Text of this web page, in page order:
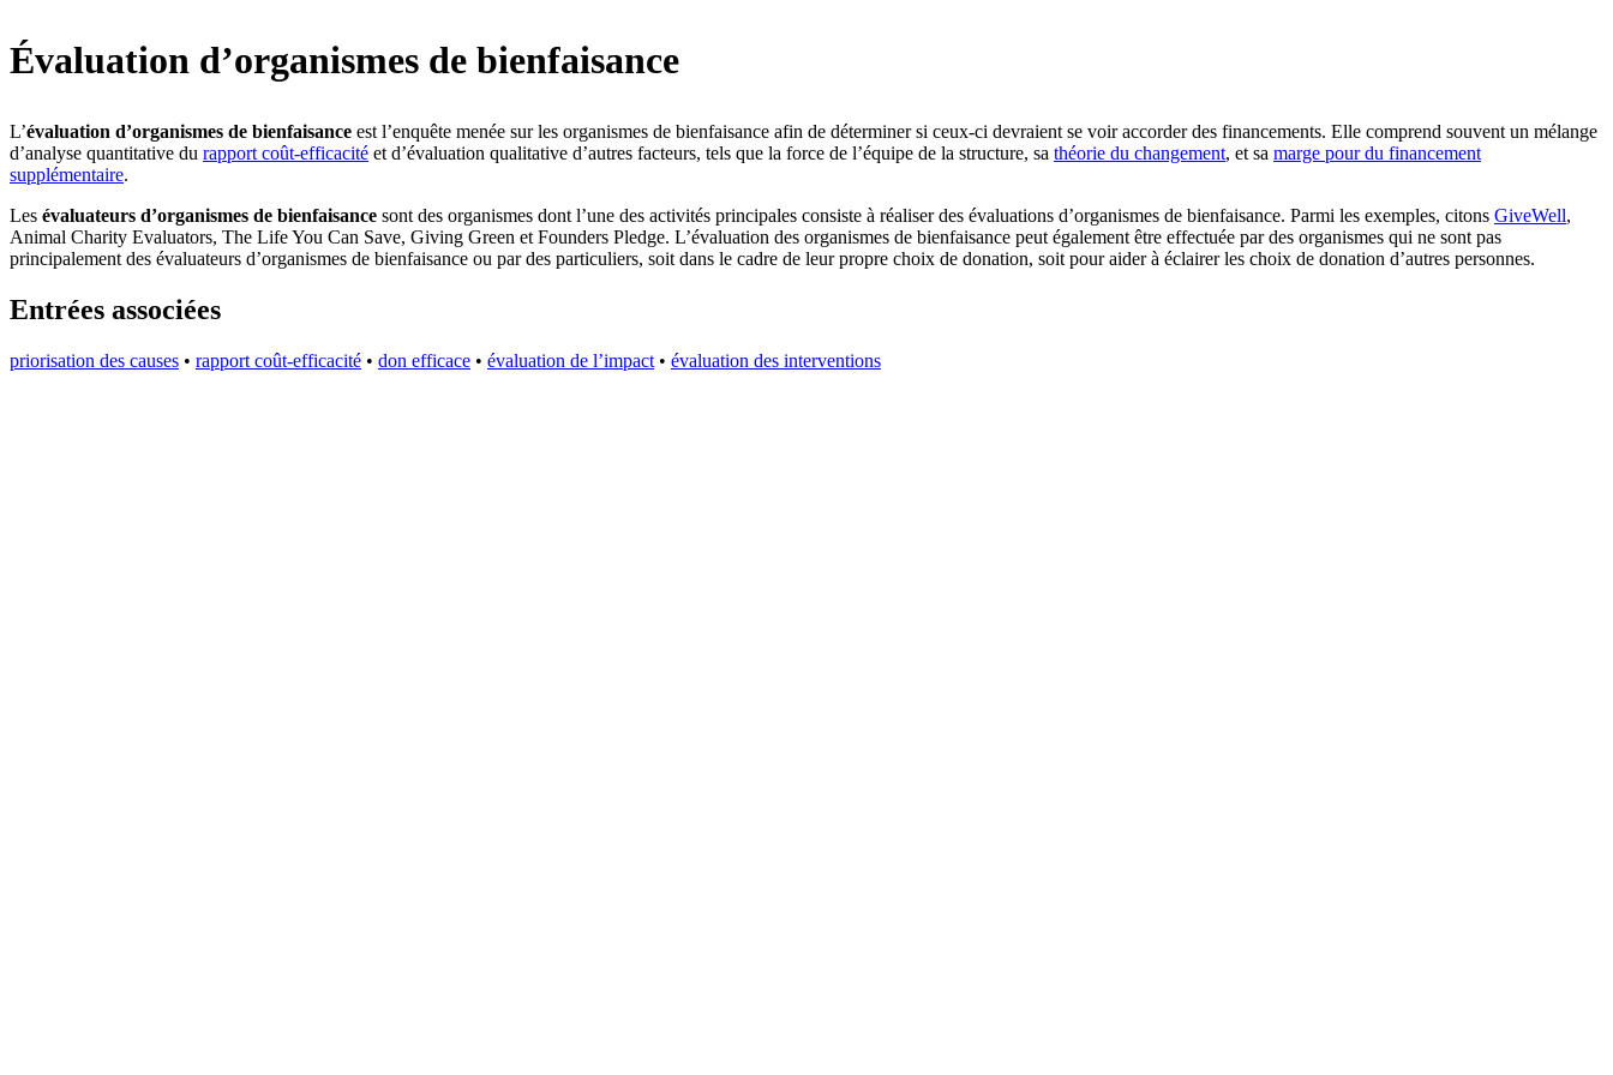
Évaluation d’organismes de bienfaisance
L’évaluation d’organismes de bienfaisance est l’enquête menée sur les organismes de bienfaisance afin de déterminer si ceux-ci devraient se voir accorder des financements. Elle comprend souvent un mélange
d’analyse quantitative du rapport coût-efficacité et d’évaluation qualitative d’autres facteurs, tels que la force de l’équipe de la structure, sa théorie du changement, et sa marge pour du financement
supplémentaire.
Les évaluateurs d’organismes de bienfaisance sont des organismes dont l’une des activités principales consiste à réaliser des évaluations d’organismes de bienfaisance. Parmi les exemples, citons GiveWell,
Animal Charity Evaluators, The Life You Can Save, Giving Green et Founders Pledge. L’évaluation des organismes de bienfaisance peut également être effectuée par des organismes qui ne sont pas
principalement des évaluateurs d’organismes de bienfaisance ou par des particuliers, soit dans le cadre de leur propre choix de donation, soit pour aider à éclairer les choix de donation d’autres personnes.
Entrées associées
priorisation des causes • rapport coût-efficacité • don efficace • évaluation de l’impact • évaluation des interventions